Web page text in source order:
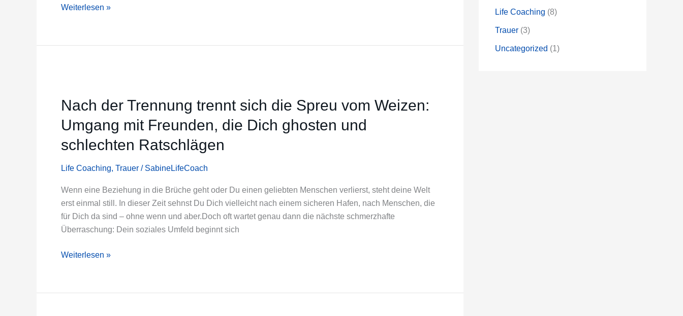
Weiterlesen »
Nach der Trennung trennt sich die Spreu vom Weizen:
Umgang mit Freunden, die Dich ghosten und
schlechten Ratschlägen
Life Coaching, Trauer / SabineLifeCoach
Wenn eine Beziehung in die Brüche geht oder Du einen geliebten Menschen verlierst, steht deine Welt
erst einmal still. In dieser Zeit sehnst Du Dich vielleicht nach einem sicheren Hafen, nach Menschen, die
für Dich da sind – ohne wenn und aber.Doch oft wartet genau dann die nächste schmerzhafte
Überraschung: Dein soziales Umfeld beginnt sich
Trennung
sich
die
vom
Umgang
mit
Freunden,
die
ghosten
Weiterlesen »
Life Coaching (8)
Trauer (3)
Uncategorized (1)